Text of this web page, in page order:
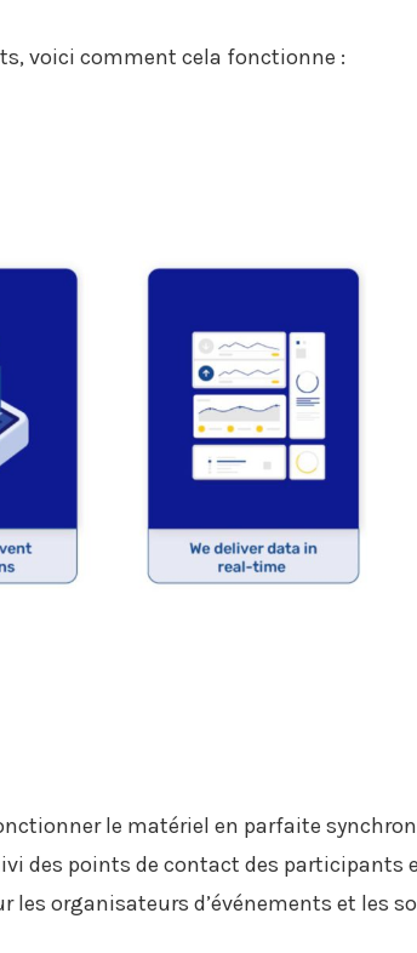
voici comment cela fonctionne :
le matériel en parfaite
des points de contact des participants
organisateurs d’événements et les